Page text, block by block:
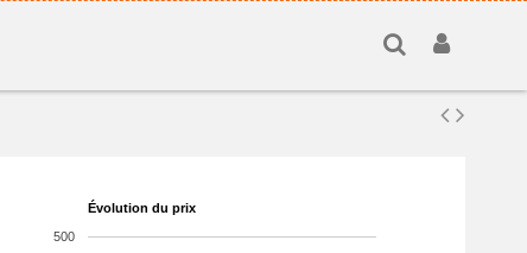
Évolution du prix
500